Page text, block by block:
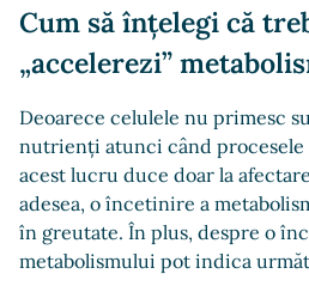
Cum să înțelegi că
„accelerezi”
Deoarece celulele nu primesc
nutrienți atunci când
acest lucru duce doar la
adesea, o încetinire a
în greutate. În plus, despre o
metabolismului pot indica